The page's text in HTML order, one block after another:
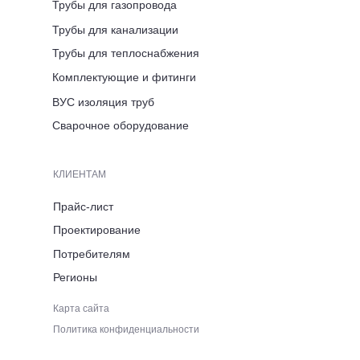
Вологодская область,
г. Череповец, ул. Розы
ПН-ПТ 8:00-17:00
ВРЕМЯ РАБОТЫ
Прайс-лист
Проектирование
Потребителям
Регионы
Карта сайта
Политика конфиденциальности
КЛИЕНТАМ
Трубы для газопровода
Трубы для канализации
Трубы для теплоснабжения
Комплектующие и фитинги
ВУС изоляция труб
Сварочное оборудование